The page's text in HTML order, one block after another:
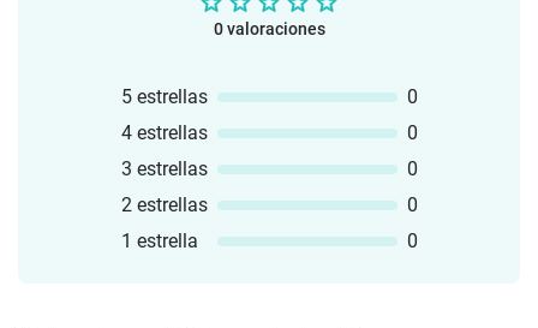
0 valoraciones
5 estrellas
0
4 estrellas
0
3 estrellas
0
2 estrellas
0
1 estrella
0